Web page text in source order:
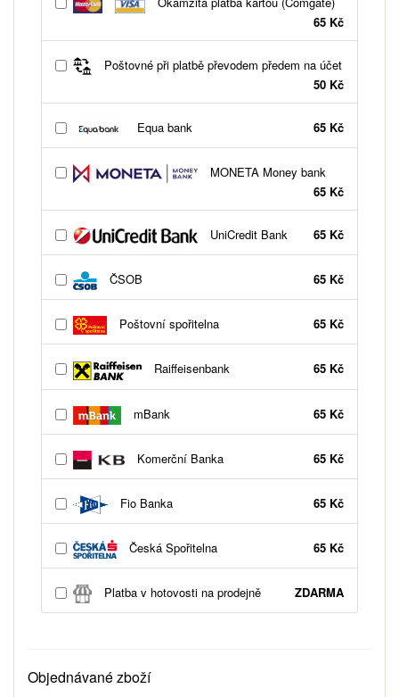
65 Kč
Poštovné při platbě převodem předem na účet
50 Kč
Equa bank 65 Kč
MONETA Money bank
65 Kč
UniCredit Bank 65 Kč
ČSOB 65 Kč
Poštovní spořitelna 65 Kč
Raiffeisenbank 65 Kč
mBank 65 Kč
Komerční Banka 65 Kč
Fio Banka 65 Kč
Česká Spořitelna 65 Kč
Platba v hotovosti na prodejně ZDARMA
Objednávané zboží